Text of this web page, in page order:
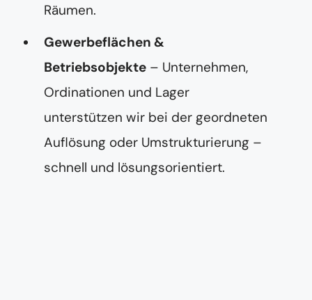
Räumen.
Gewerbeflächen &
Betriebsobjekte – Unternehmen,
Ordinationen und Lager
unterstützen wir bei der geordneten
Auflösung oder Umstrukturierung –
schnell und lösungsorientiert.